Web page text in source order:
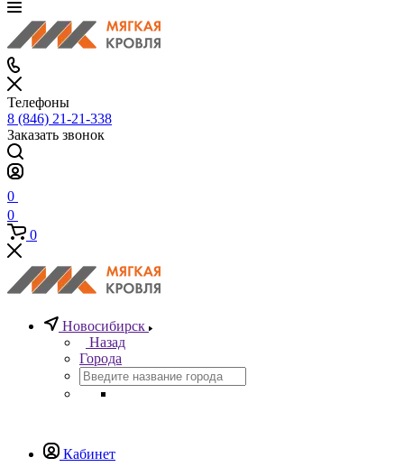
Телефоны
8 (846) 21-21-338
Заказать звонок
0
0
0
Новосибирск
Назад
Города
Кабинет